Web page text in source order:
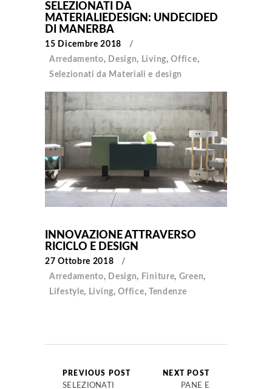
SELEZIONATI DA
MATERIALIEDESIGN: UNDECIDED
DI MANERBA
15 Dicembre 2018
Arredamento, Design, Living,Office,
Selezionati da Materiali e design
INNOVAZIONE ATTRAVERSO
RICICLO E DESIGN
27 Ottobre 2018
Arredamento, Design, Finiture, Green,
Lifestyle, Living,Office, Tendenze
PREVIOUS POST
SELEZIONATI
NEXT POST
PANE E